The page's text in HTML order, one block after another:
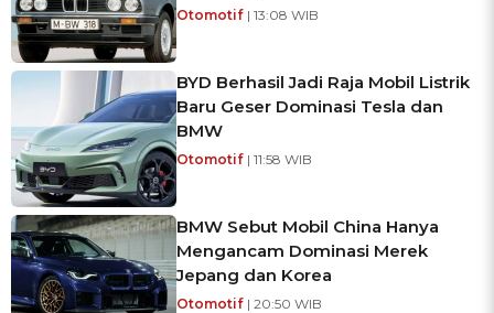
Otomotif | 13:08 WIB
BYD Berhasil Jadi Raja Mobil Listrik
Baru Geser Dominasi Tesla dan
BMW
Otomotif | 11:58 WIB
BMW Sebut Mobil China Hanya
Mengancam Dominasi Merek
Jepang dan Korea
Otomotif | 20:50 WIB